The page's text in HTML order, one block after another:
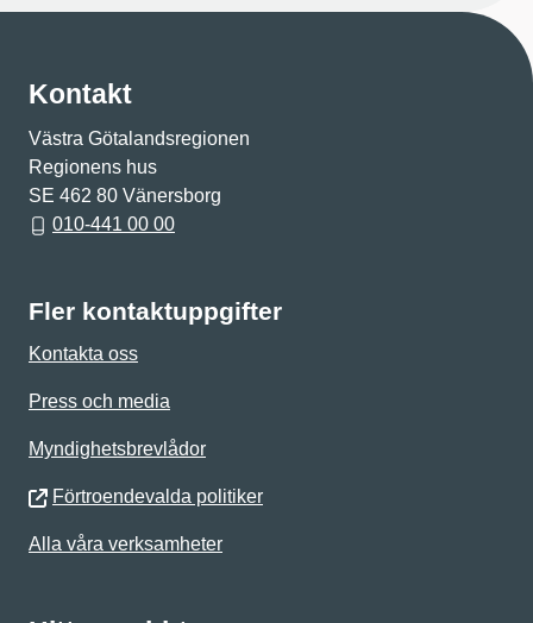
Kontakt
Västra Götalandsregionen
Regionens hus
SE 462 80 Vänersborg
010-441 00 00
Fler kontaktuppgifter
Kontakta oss
Press och media
Myndighetsbrevlådor
Förtroendevalda politiker
Alla våra verksamheter